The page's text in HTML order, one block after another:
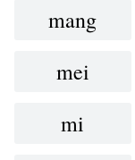
mang
mei
mi